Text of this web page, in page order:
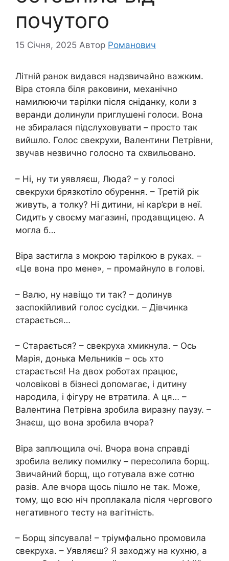
почутого
15 Січня, 2025 Автор Романович
Літній ранок видався надзвичайно важким.
Віра стояла біля раковини, механічно
намилюючи тарілки після сніданку, коли з
веранди долинули приглушені голоси. Вона
не збиралася підслуховувати – просто так
вийшло. Голос свекрухи, Валентини Петрівни,
звучав незвично голосно та схвильовано.
– Ні, ну ти уявляєш, Люда? – у голосі
свекрухи брязкотіло обурення. – Третій рік
живуть, а толку? Ні дитини, ні кар’єри в неї.
Сидить у своєму магазині, продавщицею. А
могла б…
Віра застигла з мокрою тарілкою в руках. –
«Це вона про мене», – промайнуло в голові.
– Валю, ну навіщо ти так? – долинув
заспокійливий голос сусідки. – Дівчинка
старається…
– Старається? – свекруха хмикнула. – Ось
Марія, донька Мельників – ось хто
старається! На двох роботах працює,
чоловікові в бізнесі допомагає, і дитину
народила, і фігуру не втратила. А ця… –
Валентина Петрівна зробила виразну паузу. –
Знаєш, що вона зробила вчора?
Віра заплющила очі. Вчора вона справді
зробила велику помилку – пересолила борщ.
Звичайний борщ, що готувала вже сотню
разів. Але вчора щось пішло не так. Може,
тому, що всю ніч проплакала після чергового
негативного тесту на вагітність.
– Борщ зіпсувала! – тріумфально промовила
свекруха. – Уявляєш? Я заходжу на кухню, а